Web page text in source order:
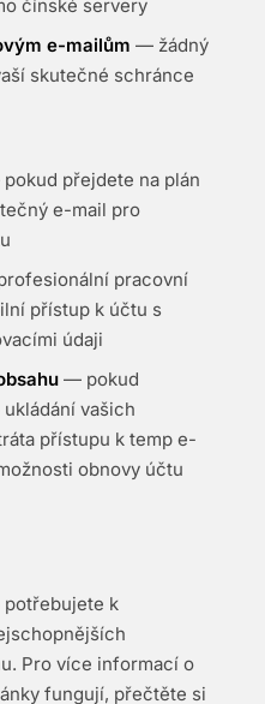
čínské servery
e-mailům — žádný
skutečné schránce
přejdete na plán
e-mail pro
pracovní
přístup k účtu s
údaji
— pokud
vašich
přístupu k temp e-
obnovy účtu
potřebujete k
Pro více informací o
fungují, přečtěte si